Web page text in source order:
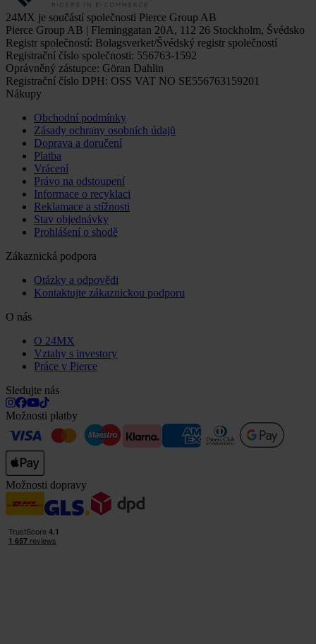
24MX je součástí společnosti Pierce Group AB
Pierce Group AB | Fleminggatan 20A, 112 26 Stockholm, Švédsko
Registr společností: Bolagsverket/Švédský registr společností
Registrační číslo společnosti: 556763-1592
Oprávněný zástupce: Göran Dahlin
Registrační číslo DPH: OSS VAT NO SE556763159201
Nákupy
Obchodní podmínky
Zásady ochrany osobních údajů
Doprava a doručení
Platba
Vrácení
Právo na odstoupení
Informace o recyklaci
Reklamace a stížnosti
Stav objednávky
Prohlášení o shodě
Zákaznická podpora
Otázky a odpovědi
Kontaktujte zákaznickou podporu
O nás
O 24MX
Vztahy s investory
Práce v Pierce
Sledujte nás
Možnosti platby
Možnosti dopravy